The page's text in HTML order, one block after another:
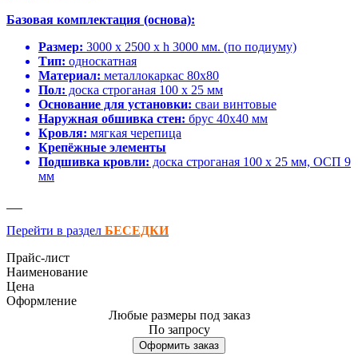
Базовая комплектация (основа):
Размер: 3000 х 2500 х h 3000 мм. (по подиуму)
Тип: односкатная
Материал: металлокаркас 80х80
Пол: доска строганая 100 х 25 мм
Основание для установки: сваи винтовые
Наружная обшивка стен: брус 40х40 мм
Кровля: мягкая черепица
Крепёжные элементы
Подшивка кровли: доска строганая 100 х 25 мм, ОСП 9
мм
Перейти в раздел БЕСЕДКИ
Прайс-лист
Наименование
Цена
Оформление
Любые размеры под заказ
По запросу
Оформить заказ